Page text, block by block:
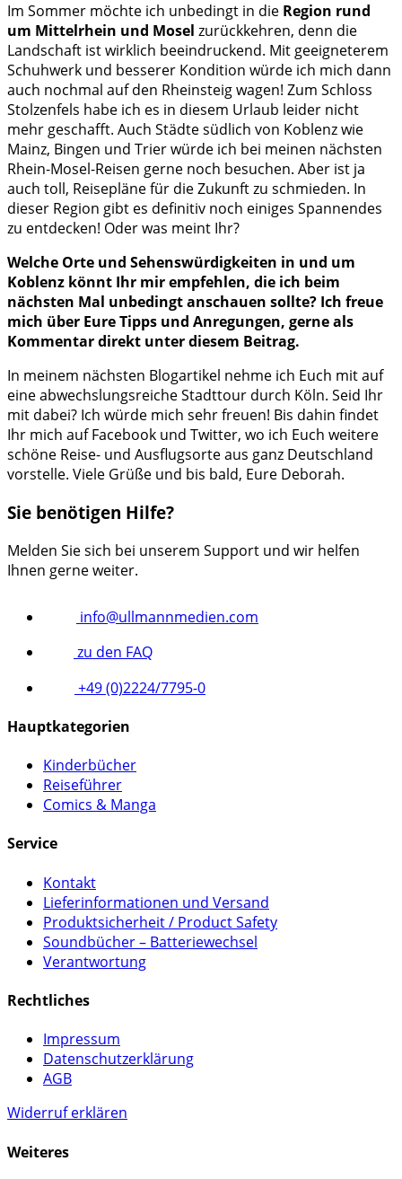
Im Sommer möchte ich unbedingt in die Region rund
um Mittelrhein und Mosel zurückkehren, denn die
Landschaft ist wirklich beeindruckend. Mit geeigneterem
Schuhwerk und besserer Kondition würde ich mich dann
auch nochmal auf den Rheinsteig wagen! Zum Schloss
Stolzenfels habe ich es in diesem Urlaub leider nicht
mehr geschafft. Auch Städte südlich von Koblenz wie
Mainz, Bingen und Trier würde ich bei meinen nächsten
Rhein-Mosel-Reisen gerne noch besuchen. Aber ist ja
auch toll, Reisepläne für die Zukunft zu schmieden. In
dieser Region gibt es definitiv noch einiges Spannendes
zu entdecken! Oder was meint Ihr?
Welche Orte und Sehenswürdigkeiten in und um
Koblenz könnt Ihr mir empfehlen, die ich beim
nächsten Mal unbedingt anschauen sollte? Ich freue
mich über Eure Tipps und Anregungen, gerne als
Kommentar direkt unter diesem Beitrag.
In meinem nächsten Blogartikel nehme ich Euch mit auf
eine abwechslungsreiche Stadttour durch Köln. Seid Ihr
mit dabei? Ich würde mich sehr freuen! Bis dahin findet
Ihr mich auf Facebook und Twitter, wo ich Euch weitere
schöne Reise- und Ausflugsorte aus ganz Deutschland
vorstelle. Viele Grüße und bis bald, Eure Deborah.
Sie benötigen Hilfe?
Melden Sie sich bei unserem Support und wir helfen
Ihnen gerne weiter.
info@ullmannmedien.com
zu den FAQ
+49 (0)2224/7795-0
Hauptkategorien
Kinderbücher
Reiseführer
Comics & Manga
Service
Kontakt
Lieferinformationen und Versand
Produktsicherheit / Product Safety
Soundbücher – Batteriewechsel
Verantwortung
Rechtliches
Impressum
Datenschutzerklärung
AGB
Widerruf erklären
Weiteres